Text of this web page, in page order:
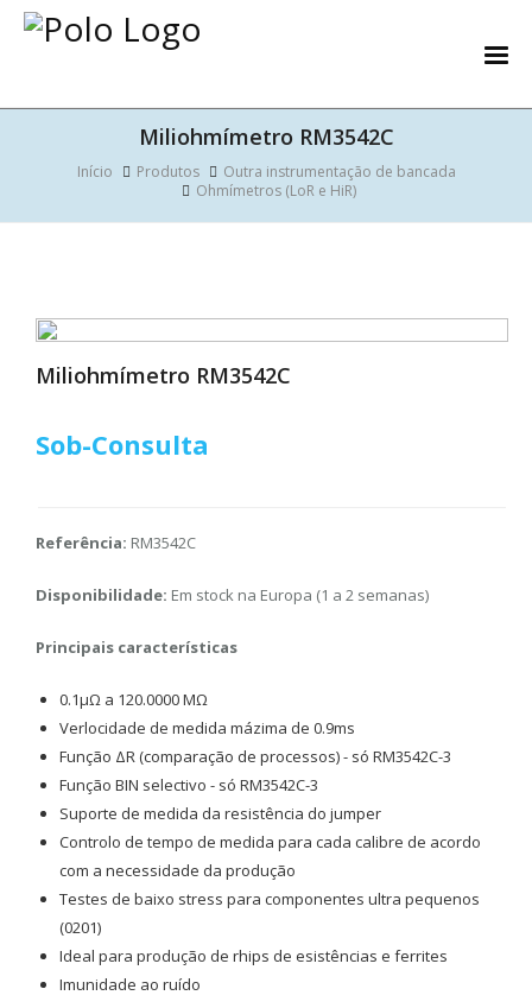
Miliohmímetro RM3542C
Início Produtos
Outra instrumentação de bancada
Ohmímetros (LoR e HiR)
Miliohmímetro RM3542C
Sob-Consulta
Referência: RM3542C
Disponibilidade: Em stock na Europa (1 a 2 semanas)
Principais características
0.1μΩ a 120.0000 MΩ
Verlocidade de medida mázima de 0.9ms
Função ΔR (comparação de processos) - só RM3542C-3
Função BIN selectivo - só RM3542C-3
Suporte de medida da resistência do jumper
Controlo de tempo de medida para cada calibre de acordo
com a necessidade da produção
Testes de baixo stress para componentes ultra pequenos
(0201)
Ideal para produção de rhips de esistências e ferrites
Imunidade ao ruído